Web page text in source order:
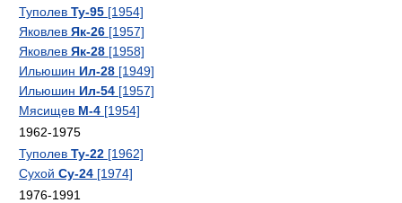
Туполев Ту-95 [1954]
Яковлев Як-26 [1957]
Яковлев Як-28 [1958]
Ильюшин Ил-28 [1949]
Ильюшин Ил-54 [1957]
Мясищев М-4 [1954]
1962-1975
Туполев Ту-22 [1962]
Сухой Су-24 [1974]
1976-1991